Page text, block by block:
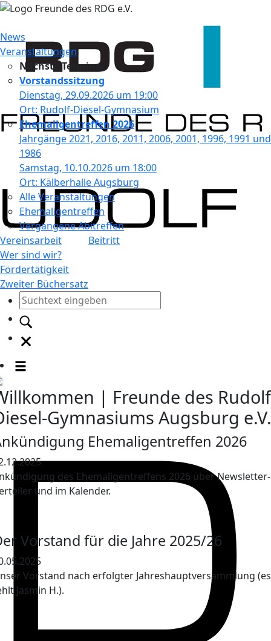
News
Veranstaltungen 2
Nächste Termine
Vorstandssitzung
Dienstag, 29.09.2026 um 19:00
Ort: Rudolf-Diesel-Gymnasium
Ehemaligentreffen 2026
Jahrgänge 2021, 2016, 2011, 2006, 2001, 1996, 1991 und
1986
Samstag, 10.10.2026 um 18:00
Ort: Kälberhalle Augsburg
Alle Veranstaltungen
Ehemaligentreffen
Vergangene Abitreffen
Vereinsarbeit
Wer sind wir?
Fördertätigkeit
Zweiter Büchersatz
Beitritt
| Freunde des
Gymnasiums Augsburg e.V.
Ehemaligentreffen 2026
des Ehemaligentreffens 2026 über Newsletter-
und im Kalender.
Vorstand für die Jahre 2025/26
Vorstand nach erfolgter Jahreshauptversammlung (es
Jasmin H.).